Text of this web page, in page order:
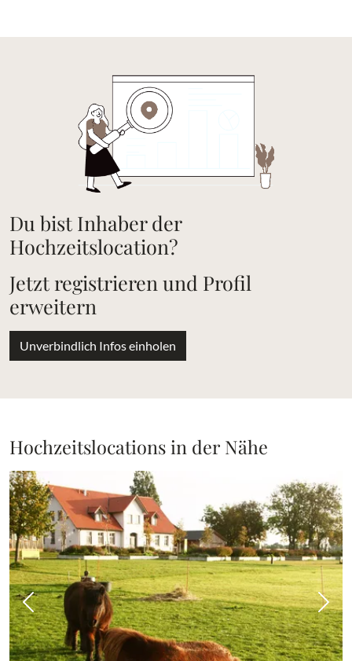
Du bist Inhaber der
Hochzeitslocation?
Jetzt registrieren und Profil
erweitern
Unverbindlich Infos einholen
Hochzeitslocations in der Nähe
Vorheriges Bild